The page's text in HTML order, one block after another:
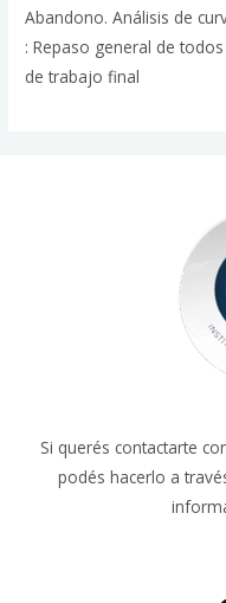
Abandono. Análisis de
: Repaso general de
de trabajo final
Si querés contactarte
podés hacerlo a